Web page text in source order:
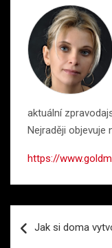
aktuální
Nejraději objevuje
https://
proJak si doma